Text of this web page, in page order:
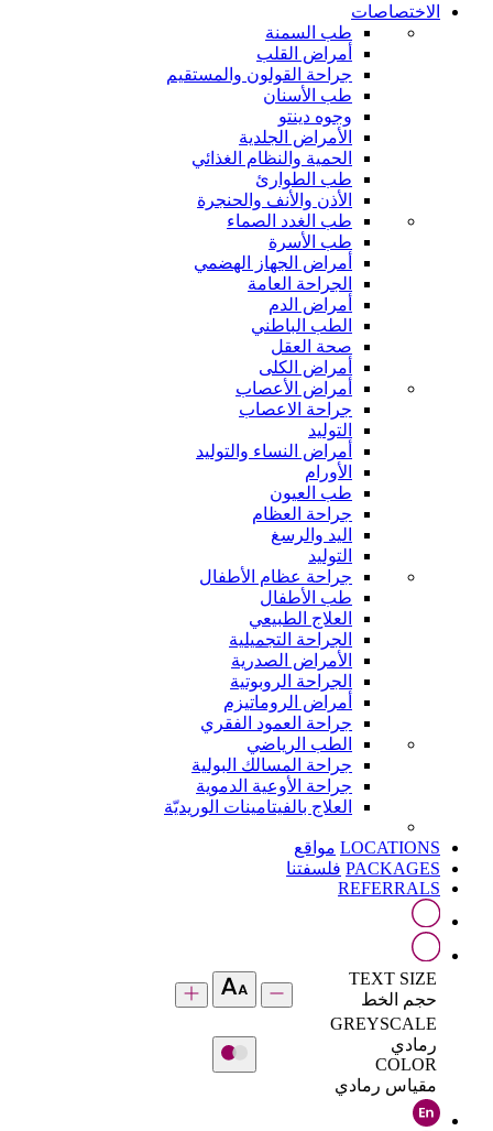
الاختصاصات
طب السمنة
أمراض القلب
جراحة القولون والمستقيم
طب الأسنان
وجوه دينتو
الأمراض الجلدية
الحمية والنظام الغذائي
طب الطوارئ
الأذن والأنف والحنجرة
طب الغدد الصماء
طب الأسرة
أمراض الجهاز الهضمي
الجراحة العامة
أمراض الدم
الطب الباطني
صحة العقل
أمراض الكلى
أمراض الأعصاب
جراحة الاعصاب
التوليد
أمراض النساء والتوليد
الأورام
طب العيون
جراحة العظام
اليد والرسغ
التوليد
جراحة عظام الأطفال
طب الأطفال
العلاج الطبيعي
الجراحة التجميلية
الأمراض الصدرية
الجراحة الروبوتية
أمراض الروماتيزم
جراحة العمود الفقري
الطب الرياضي
جراحة المسالك البولية
جراحة الأوعية الدموية
العلاج بالفيتامينات الوريديّة
LOCATIONS مواقع
PACKAGES فلسفتنا
REFERRALS
TEXT SIZE
حجم الخط
GREYSCALE
رمادي
COLOR
مقياس رمادي